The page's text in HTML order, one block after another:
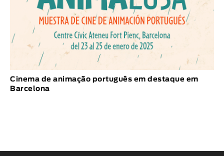
Cinema de animação português em destaque em
Barcelona